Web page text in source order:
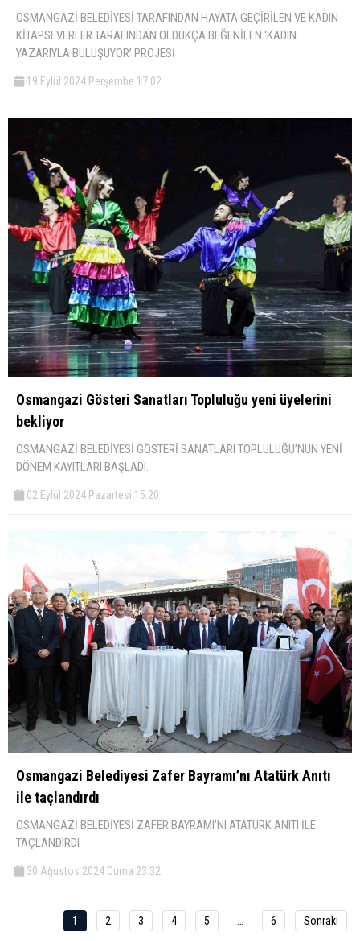
OSMANGAZİ BELEDİYESİ TARAFINDAN HAYATA GEÇİRİLEN VE KADIN
KİTAPSEVERLER TARAFINDAN OLDUKÇA BEĞENİLEN ‘KADIN
YAZARIYLA BULUŞUYOR’ PROJESİ
19 Eylül 2024 Perşembe 17:02
Osmangazi Gösteri Sanatları Topluluğu yeni üyelerini
bekliyor
OSMANGAZİ BELEDİYESİ GÖSTERİ SANATLARI TOPLULUĞU’NUN YENİ
DÖNEM KAYITLARI BAŞLADI.
02 Eylül 2024 Pazartesi 15:20
Osmangazi Belediyesi Zafer Bayramı’nı Atatürk Anıtı
ile taçlandırdı
OSMANGAZİ BELEDİYESİ ZAFER BAYRAMI’NI ATATÜRK ANITI İLE
TAÇLANDIRDI
30 Ağustos 2024 Cuma 23:32
1 2 3 4 5 6 Sonraki